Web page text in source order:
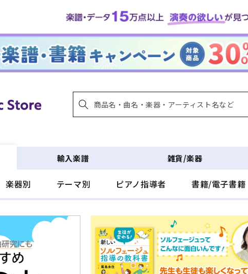
楽器別 テーマ別 ピアノ指導者 書籍/電子書籍
輸入楽譜 雑貨/楽器